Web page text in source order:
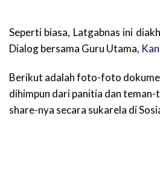
Seperti biasa, Latgabnas ini
Dialog bersama Guru Utama,
Berikut adalah foto-foto
dihimpun dari panitia dan teman-
share-nya secara sukarela di